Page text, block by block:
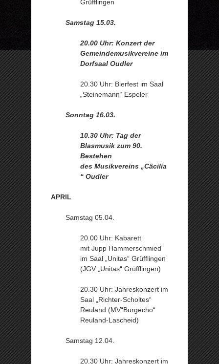
Grüfflingen
Samstag 15.03.
20.00 Uhr: Konzert der
Gemeindemusikvereine im
Dorfsaal Oudler
20.30 Uhr: Bierfest im Saal
„Steinemann“ Espeler
Sonntag 16.03.
10.30 Uhr: Tag der
Blasmusik zum 90.
Bestehen
des Musikvereins „Cäcilia
“ Oudler
APRIL
Samstag 05.04.
20.00 Uhr: Kabarett
mit Jupp Hammerschmied
im Saal „Unitas“ Grüfflingen
(JGV „Unitas“ Grüfflingen)
20.30 Uhr: Jahreskonzert im
Saal „Richter-Scholtes“
Reuland (MV“Burgecho“
Reuland-Lascheid)
Samstag 12.04.
20.30 Uhr: Jahreskonzert im